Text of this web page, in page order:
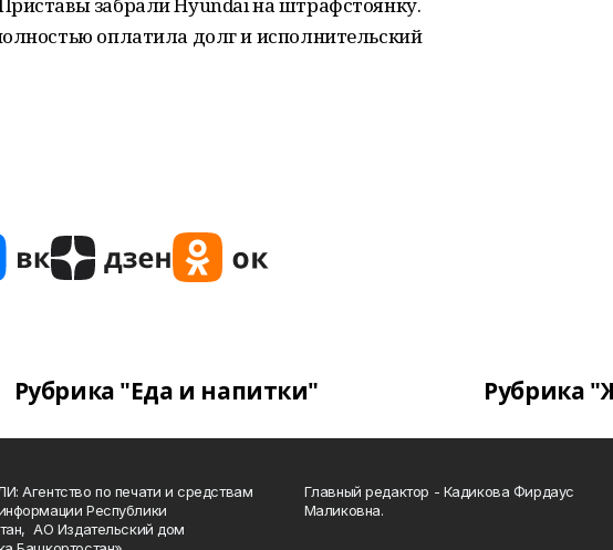
оплатила долг и исполнительский
Рубрика "Еда и напитки" Рубрика
Агентство по печати и средствам
Республики
АО Издательский дом
Главный редактор - Кадикова Фирдаус
Маликовна.